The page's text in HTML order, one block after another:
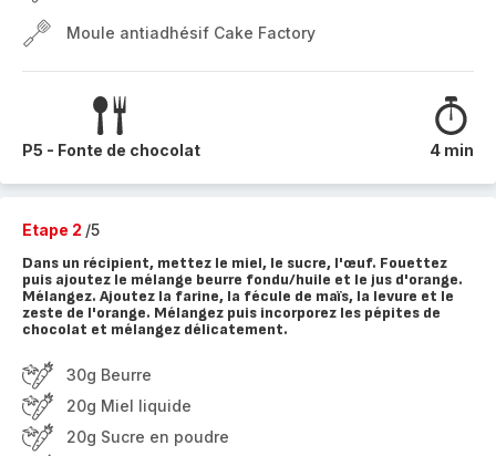
Moule antiadhésif Cake Factory
P5 - Fonte de chocolat 4 min
Etape 2 /5
Dans un récipient, mettez le miel, le sucre, l'œuf. Fouettez
puis ajoutez le mélange beurre fondu/huile et le jus d'orange.
Mélangez. Ajoutez la farine, la fécule de maïs, la levure et le
zeste de l'orange. Mélangez puis incorporez les pépites de
chocolat et mélangez délicatement.
30g Beurre
20g Miel liquide
20g Sucre en poudre